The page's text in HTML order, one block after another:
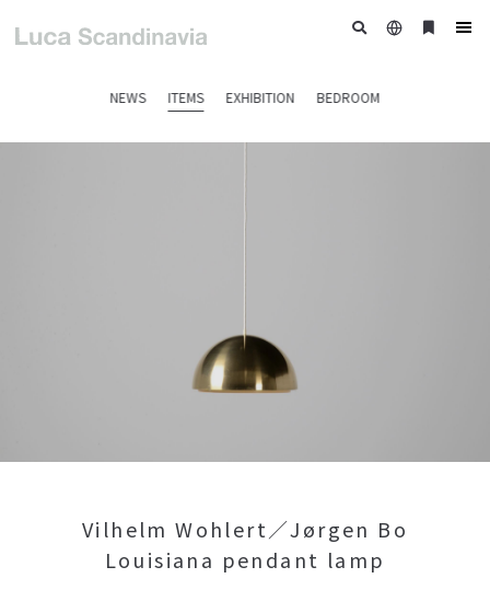
NEWS ITEMS EXHIBITION BEDROOM
日
ブ
ー
Vilhelm Wohlert／Jørgen Bo
Louisiana pendant lamp